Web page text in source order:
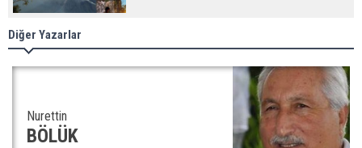
Diğer Yazarlar
Nurettin
BÖLÜK